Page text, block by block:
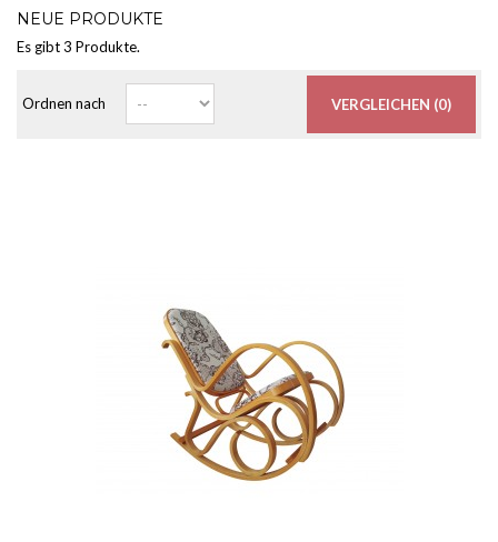
NEUE PRODUKTE
Es gibt 3 Produkte.
Ordnen nach VERGLEICHEN (0)